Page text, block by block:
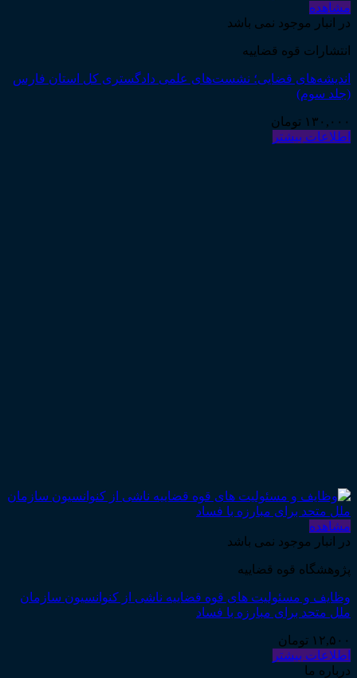
مشاهده
در انبار موجود نمی باشد
انتشارات قوه قضاییه
اندیشه‌های قضایی؛ نشست‌های علمی دادگستری کل استان فارس
(جلد سوم)
۱۳۰,۰۰۰ تومان
اطلاعات بیشتر
مشاهده
در انبار موجود نمی باشد
پژوهشگاه قوه قضاییه
وظایف و مسئولیت های قوه قضاییه ناشی از کنوانسیون سازمان
ملل متحد برای مبارزه با فساد
۱۲,۵۰۰ تومان
اطلاعات بیشتر
درباره ما